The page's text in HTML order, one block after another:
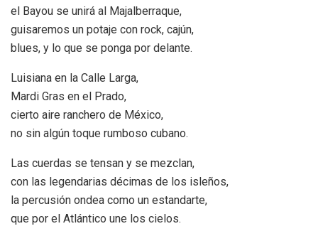
el Bayou se unirá al Majalberraque,
guisaremos un potaje con rock, cajún,
blues, y lo que se ponga por delante.
Luisiana en la Calle Larga,
Mardi Gras en el Prado,
cierto aire ranchero de México,
no sin algún toque rumboso cubano.
Las cuerdas se tensan y se mezclan,
con las legendarias décimas de los isleños,
la percusión ondea como un estandarte,
que por el Atlántico une los cielos.